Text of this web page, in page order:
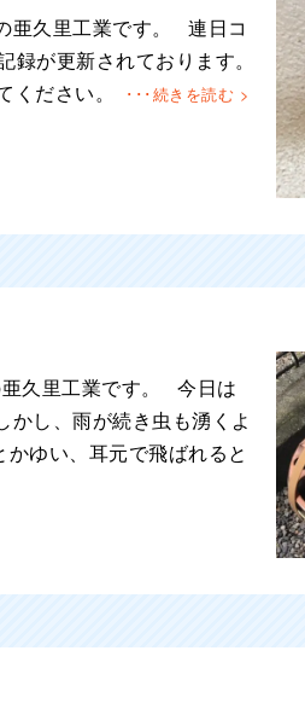
亜久里工業です。 連日コ
が更新されております。
ください。
･･･続きを読む >
久里工業です。 今日は
し、雨が続き虫も湧くよ
ゆい、耳元で飛ばれると